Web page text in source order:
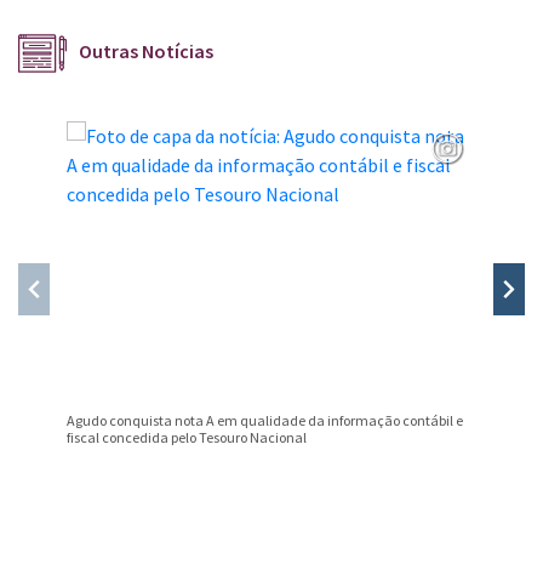
Outras Notícias
Agudo conquista nota A em qualidade da informação contábil e
fiscal concedida pelo Tesouro Nacional